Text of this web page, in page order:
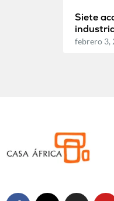
Siete
febrero 3,